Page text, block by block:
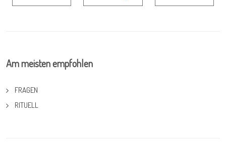
Am meisten empfohlen
FRAGEN
RITUELL